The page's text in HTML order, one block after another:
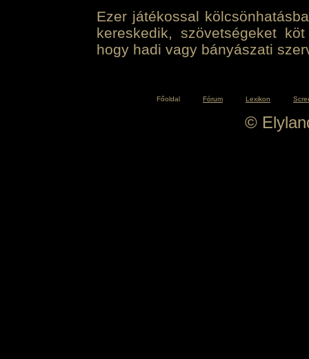
Ezer játékossal
kereskedik, szövetségeket
hogy hadi vagy bányászati
Főoldal Fórum Lexikon
©